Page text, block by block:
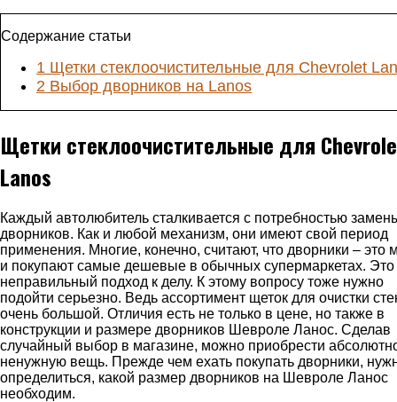
Содержание статьи
1 Щетки стеклоочистительные для Chevrolet
2 Выбор дворников на Lanos
Щетки стеклоочистительные для
Lanos
Каждый автолюбитель сталкивается с потребностью
дворников. Как и любой механизм, они имеют свой период
применения. Многие, конечно, считают, что дворники – это
и покупают самые дешевые в обычных супермаркетах. Это
неправильный подход к делу. К этому вопросу тоже нужно
подойти серьезно. Ведь ассортимент щеток для очистки
очень большой. Отличия есть не только в цене, но также в
конструкции и размере дворников Шевроле Ланос. Сделав
случайный выбор в магазине, можно приобрести
ненужную вещь. Прежде чем ехать покупать дворники,
определиться, какой размер дворников на Шевроле Ланос
необходим.